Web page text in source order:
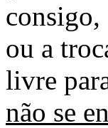
consigo,
ou a
livre
não se